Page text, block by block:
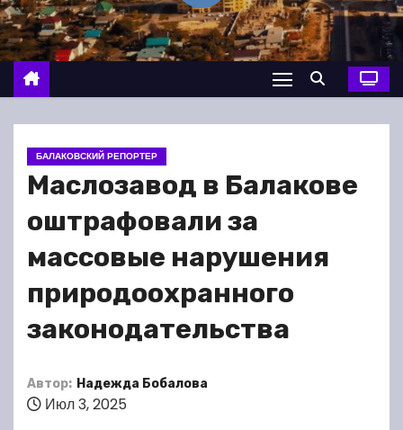
о
м
у
БАЛАКОВСКИЙ РЕПОРТЕР
Маслозавод в Балакове
оштрафовали за
массовые нарушения
природоохранного
законодательства
Автор: Надежда Бобалова
Июл 3, 2025